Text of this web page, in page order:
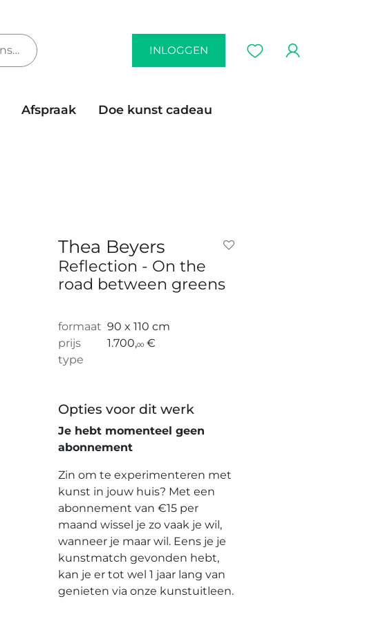
INLOGGEN
Afspraak
Doe kunst cadeau
Thea Beyers
Reflection - On the
road between greens
formaat 90 x 110 cm
prijs
1.700,00 €
type
Opties voor dit werk
Je hebt momenteel geen
abonnement
Zin om te experimenteren met
kunst in jouw huis? Met een
abonnement van €15 per
maand wissel je zo vaak je wil,
wanneer je maar wil. Eens je je
kunstmatch gevonden hebt,
kan je er tot wel 1 jaar lang van
genieten via onze kunstuitleen.